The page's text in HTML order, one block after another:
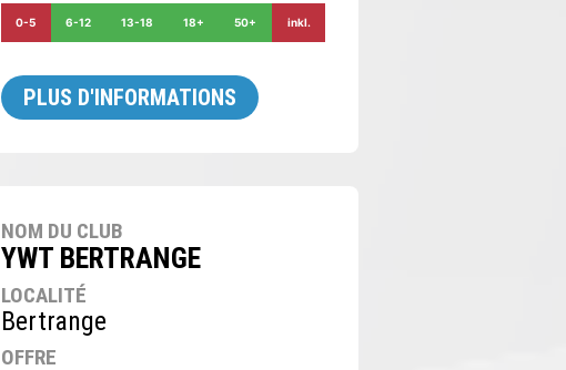
0-5 6-12 13-18 18+ 50+ inkl.
PLUS D'INFORMATIONS
NOM DU CLUB
YWT BERTRANGE
LOCALITÉ
Bertrange
OFFRE